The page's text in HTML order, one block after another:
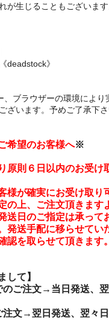
が生じることもございま
deadstock》
ブラウザーの環境により
ざいます。予めご了承下さ
希望のお客様へ※
原則６日以内のお受け
様が確実にお受け取り
の上、ご注文頂きます
送日のご指定は承って
発送手配に移らせてい
認を取らせて頂きます。
して】
のご注文→当日発送、
文→翌日発送、翌々日